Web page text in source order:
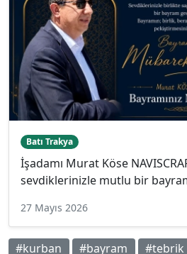
Batı Trakya
İşadamı Murat Köse
sevdiklerinizle mutlu bir
27 Mayıs 2026
#kurban #bayram #tebrik